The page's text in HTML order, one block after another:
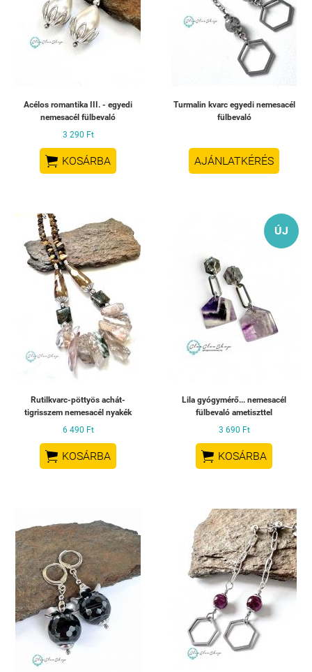
Acélos romantika III. - egyedi
nemesacél fülbevaló
3 290 Ft
 KOSÁRBA
Turmalin kvarc egyedi nemesacél
fülbevaló
AJÁNLATKÉRÉS
Rutilkvarc-pöttyös achát-
tigrisszem nemesacél nyakék
6 490 Ft
 KOSÁRBA
ÚJ
Lila gyógymérő... nemesacél
fülbevaló ametiszttel
3 690 Ft
 KOSÁRBA